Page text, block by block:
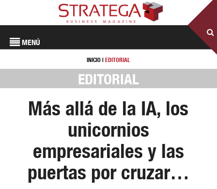
MENÚ
INICIO | EDITORIAL
EDITORIAL
Más allá de la IA, los
unicornios
empresariales y las
puertas por cruzar…